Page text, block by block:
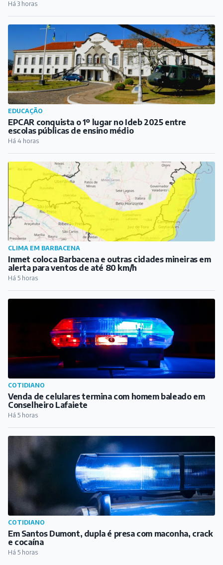
escolas públicas de ensino médio
Há 4 horas
CLIMA EM BARBACENA
Inmet coloca Barbacena e outras cidades mineiras em
alerta para ventos de até 80 km/h
Há 5 horas
COTIDIANO
Venda de celulares termina com homem baleado em
Conselheiro Lafaiete
Há 5 horas
COTIDIANO
Em Santos Dumont, dupla é presa com maconha, crack
e cocaína
Há 5 horas
PUBLICIDADE